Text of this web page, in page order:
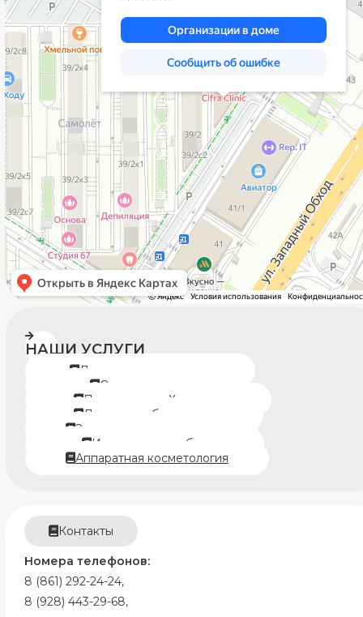
НАШИ УСЛУГИ
Детская стоматология
Ортодонтия
Пластическая Хирургия
Лечение зубов во сне
Эстетическая медицина
Имплантация зубов
Аппаратная косметология
Контакты
Номера телефонов:
8 (861) 292-24-24,
8 (928) 443-29-68,